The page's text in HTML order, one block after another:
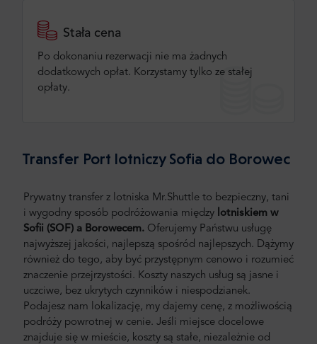
Stała cena
Po dokonaniu rezerwacji nie ma żadnych
dodatkowych opłat. Korzystamy tylko ze stałej
opłaty.
Transfer Port lotniczy Sofia do Borowec
Prywatny transfer z lotniska Mr.Shuttle to bezpieczny, tani
i wygodny sposób podróżowania między lotniskiem w
Sofii (SOF) a Borowecem. Oferujemy Państwu usługę
najwyższej jakości, najlepszą spośród najlepszych. Dążymy
również do tego, aby być przystępnym cenowo i rozumieć
znaczenie przejrzystości. Koszty naszych usług są jasne i
uczciwe, bez ukrytych czynników i niespodzianek.
Podajesz nam lokalizację, my dajemy cenę, z możliwością
podróży powrotnej w cenie. Jeśli miejsce docelowe
znajduje się w mieście, koszty są stałe, niezależnie od